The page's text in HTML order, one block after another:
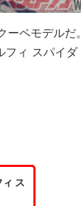
ペモデルだ。
フィ スパイダ
ス